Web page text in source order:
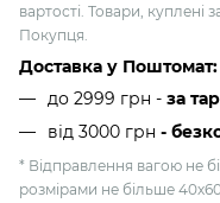
вартості. Товари, куплені
Покупця.
Доставка у Поштомат:
до 2999 грн - за
від 3000 грн -
* Відправлення вагою не
розмірами не більше